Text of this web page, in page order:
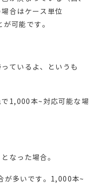
合はケース単位
可能です。
ているよ、というも
1,000本~対応可能な場
なった場合。
が多いです。1,000本~